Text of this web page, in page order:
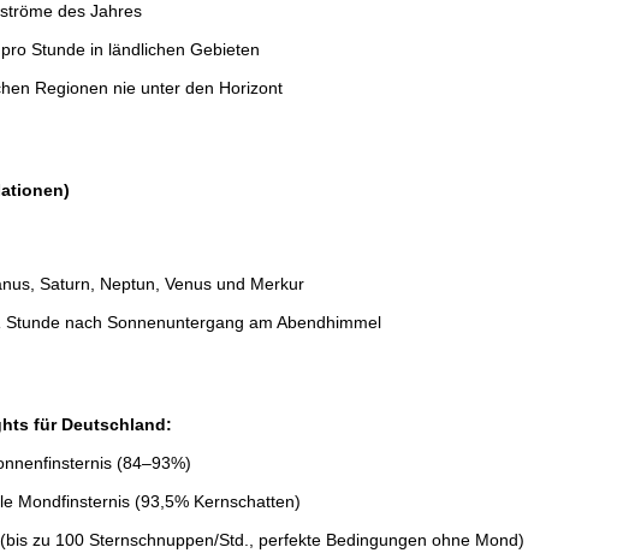
des Jahres
Stunde in ländlichen Gebieten
Regionen nie unter den Horizont
Saturn, Neptun, Venus und Merkur
nach Sonnenuntergang am Abendhimmel
für Deutschland:
(84–93%)
Mondfinsternis (93,5% Kernschatten)
zu 100 Sternschnuppen/Std., perfekte Bedingungen ohne Mond)